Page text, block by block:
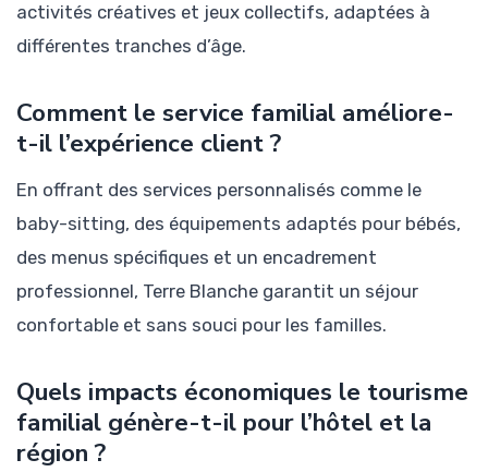
activités créatives et jeux collectifs, adaptées à
différentes tranches d’âge.
Comment le service familial améliore-
t-il l’expérience client ?
En offrant des services personnalisés comme le
baby-sitting, des équipements adaptés pour bébés,
des menus spécifiques et un encadrement
professionnel, Terre Blanche garantit un séjour
confortable et sans souci pour les familles.
Quels impacts économiques le tourisme
familial génère-t-il pour l’hôtel et la
région ?